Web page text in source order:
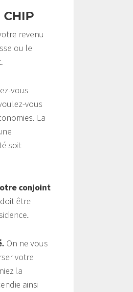
CHIP
revenu
ou le
vous
vous
La
soit
conjoint
être
On ne vous
votre
la
ainsi